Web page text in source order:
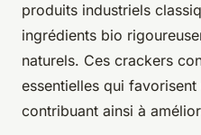
produits industriels
ingrédients bio
naturels. Ces crackers
essentielles qui
contribuant ainsi à